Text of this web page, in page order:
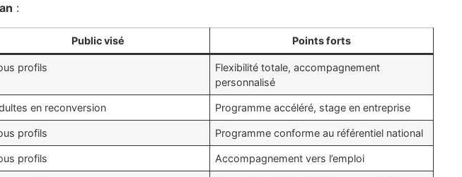
:
Public visé Points forts
profils
Flexibilité totale, accompagnement
personnalisé
en reconversion Programme accéléré, stage en entreprise
profils Programme conforme au référentiel national
profils Accompagnement vers l’emploi